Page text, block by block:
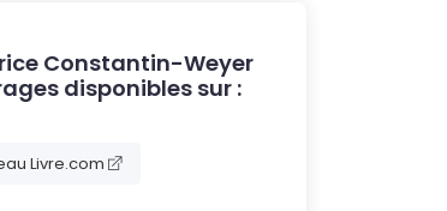
Constantin-Weyer
disponibles sur :
Livre.com